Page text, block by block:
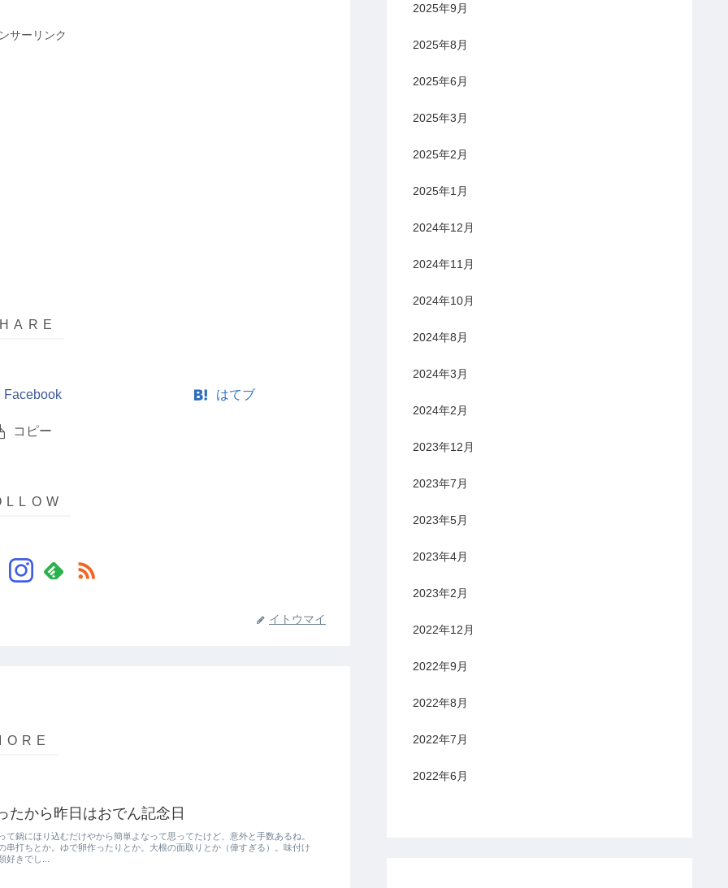
サーリンク
Facebook はてブ
コピー
イトウマイ
たから昨日はおでん記念日
て鍋にほり込むだけやから簡単よなって思ってたけど、意外と手数あるね。
串打ちとか。ゆで卵作ったりとか。大根の面取りとか（偉すぎる）。味付け
好きでし...
2025年9月
2025年8月
2025年6月
2025年3月
2025年2月
2025年1月
2024年12月
2024年11月
2024年10月
2024年8月
2024年3月
2024年2月
2023年12月
2023年7月
2023年5月
2023年4月
2023年2月
2022年12月
2022年9月
2022年8月
2022年7月
2022年6月